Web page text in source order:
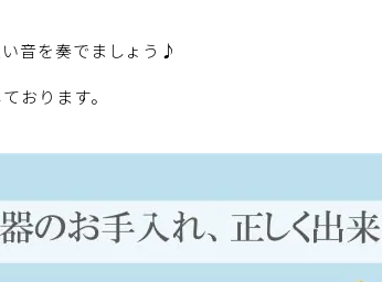
音を奏でましょう♪
おります。